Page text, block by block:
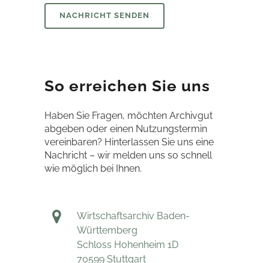
So erreichen Sie uns
Haben Sie Fragen, möchten Archivgut
abgeben oder einen Nutzungstermin
vereinbaren? Hinterlassen Sie uns eine
Nachricht – wir melden uns so schnell
wie möglich bei Ihnen.
Wirtschaftsarchiv Baden-
Württemberg
Schloss Hohenheim 1D
70599 Stuttgart